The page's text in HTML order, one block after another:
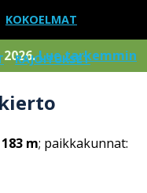
KOKOELMAT
RAJOITUKSET
Lue tarkemmin
183 m; paikkakunnat: